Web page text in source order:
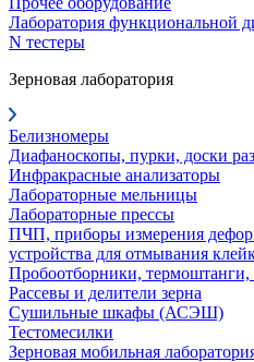
Лаборатория функциональной
N тестеры
Зерновая лаборатория
Белизномеры
Диафаноскопы, пурки, доски
Инфракрасные анализаторы
Лабораторные мельницы
Лабораторные прессы
ПЧП, приборы измерения
устройства для отмывания
Пробоотборники,
Рассевы и делители зерна
Сушильные шкафы (АСЭШ)
Тестомесилки
Зерновая мобильная